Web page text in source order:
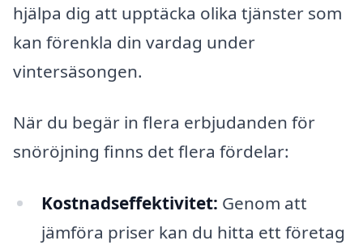
hjälpa dig att upptäcka olika tjänster som
kan förenkla din vardag under
vintersäsongen.
När du begär in flera erbjudanden för
snöröjning finns det flera fördelar:
Kostnadseffektivitet: Genom att
jämföra priser kan du hitta ett företag